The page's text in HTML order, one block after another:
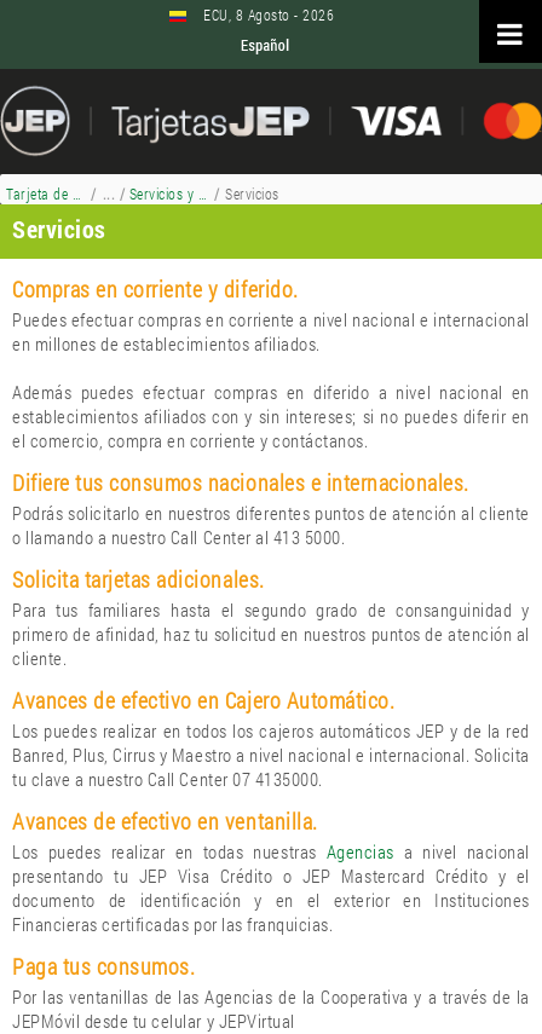
ECU, 8 Agosto - 2026
Tarjetas de Crédito JEP - Servicios
/ / Servicios
Servicios
Compras en corriente y diferido.
Puedes efectuar compras en corriente a nivel nacional e internacional
en millones de establecimientos afiliados.
Además puedes efectuar compras en diferido a nivel nacional en
establecimientos afiliados con y sin intereses; si no puedes diferir en
el comercio, compra en corriente y contáctanos.
Difiere tus consumos nacionales e internacionales.
Podrás solicitarlo en nuestros diferentes puntos de atención al cliente
o llamando a nuestro Call Center al 413 5000.
Solicita tarjetas adicionales.
Para tus familiares hasta el segundo grado de consanguinidad y
primero de afinidad, haz tu solicitud en nuestros puntos de atención al
cliente.
Avances de efectivo en Cajero Automático.
Los puedes realizar en todos los cajeros automáticos JEP y de la red
Banred, Plus, Cirrus y Maestro a nivel nacional e internacional. Solicita
tu clave a nuestro Call Center 07 4135000.
Avances de efectivo en ventanilla.
Los puedes realizar en todas nuestras Agencias a nivel nacional
presentando tu JEP Visa Crédito o JEP Mastercard Crédito y el
documento de identificación y en el exterior en Instituciones
Financieras certificadas por las franquicias.
Paga tus consumos.
Por las ventanillas de las Agencias de la Cooperativa y a través de la
JEPMóvil desde tu celular y JEPVirtual